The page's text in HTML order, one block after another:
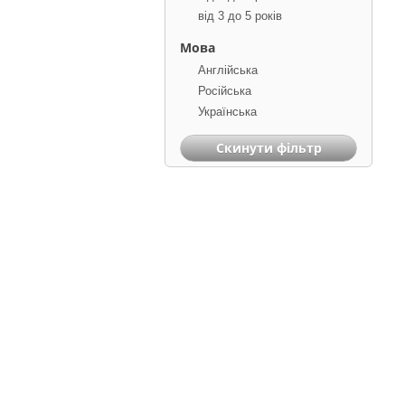
від 3 до 5 років
Мова
Англійська
Російська
Українська
Скинути фільтр